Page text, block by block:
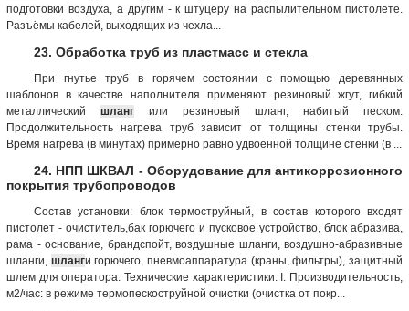
подготовки воздуха, а другим - к штуцеру на распылительном пистолете.
Разъёмы кабелей, выходящих из чехла...
23. Обработка труб из пластмасс и стекла
При гнутье труб в горячем состоянии с помощью деревянных
шаблонов в качестве наполнителя применяют резиновый жгут, гибкий
металлический шланг или резиновый шланг, набитый песком.
Продолжительность нагрева труб зависит от толщины стенки трубы.
Время нагрева (в минутах) примерно равно удвоенной толщине стенки (в ...
24. НПП ШКВАЛ - Оборудование для антикоррозионного
покрытия трубопроводов
Состав установки: блок термоструйный, в состав которого входят
пистолет - очиститель,бак горючего и пусковое устройство, блок абразива,
рама - основание, брандспойт, воздушные шланги, воздушно-абразивные
шланги, шланги горючего, пневмоаппаратура (краны, фильтры), защитный
шлем для оператора. Технические характеристики: I. Производительность,
м2/час: в режиме термопескоструйной очистки (очистка от покр...